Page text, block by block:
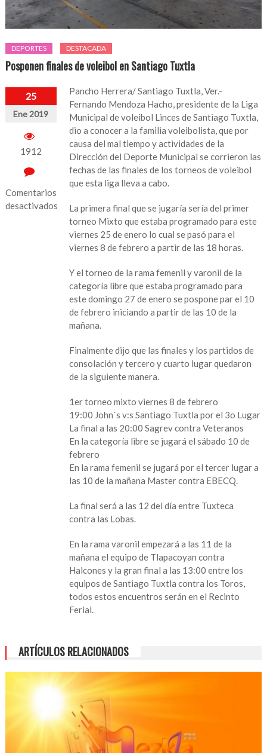
DEPORTES DESTACADA
Posponen finales de voleibol en Santiago Tuxtla
25
Ene 2019
1912
Comentarios
desactivados
Pancho Herrera/ Santiago Tuxtla, Ver.-
Fernando Mendoza Hacho, presidente de la Liga
Municipal de voleibol Linces de Santiago Tuxtla,
dio a conocer a la familia voleibolista, que por
causa del mal tiempo y actividades de la
Dirección del Deporte Municipal se corrieron las
fechas de las finales de los torneos de voleibol
que esta liga lleva a cabo.
La primera final que se jugaría sería del primer
torneo Mixto que estaba programado para este
viernes 25 de enero lo cual se pasó para el
viernes 8 de febrero a partir de las 18 horas.
Y el torneo de la rama femenil y varonil de la
categoría libre que estaba programado para
este domingo 27 de enero se pospone par el 10
de febrero iniciando a partir de las 10 de la
mañana.
Finalmente dijo que las finales y los partidos de
consolación y tercero y cuarto lugar quedaron
de la siguiente manera.
1er torneo mixto viernes 8 de febrero
19:00 John´s v:s Santiago Tuxtla por el 3o Lugar
La final a las 20:00 Sagrev contra Veteranos
En la categoría libre se jugará el sábado 10 de
febrero
En la rama femenil se jugará por el tercer lugar a
las 10 de la mañana Master contra EBECQ.
La final será a las 12 del día entre Tuxteca
contra las Lobas.
En la rama varonil empezará a las 11 de la
mañana el equipo de Tlapacoyan contra
Halcones y la gran final a las 13:00 entre los
equipos de Santiago Tuxtla contra los Toros,
todos estos encuentros serán en el Recinto
Ferial.
ARTÍCULOS RELACIONADOS